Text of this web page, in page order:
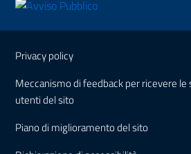
Sezione Link Utili
Privacy policy
Meccanismo di feedback per ricevere le
utenti del sito
Piano di miglioramento del sito